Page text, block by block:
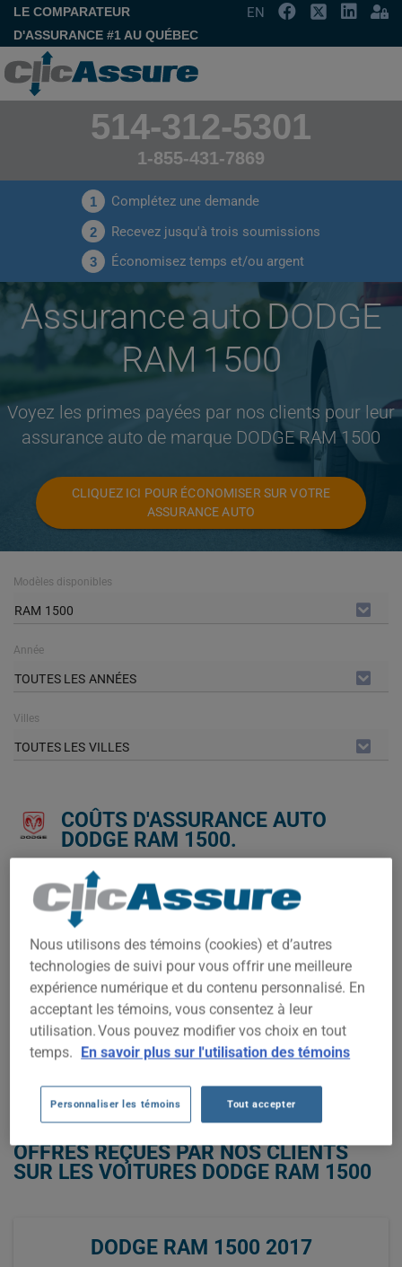
LE COMPARATEUR
D'ASSURANCE #1 AU QUÉBEC
EN
514-312-5301
1-855-431-7869
1 Complétez une demande
2 Recevez jusqu'à trois soumissions
3 Économisez temps et/ou argent
Assurance auto DODGE
RAM 1500
Voyez les primes payées par nos clients pour leur
assurance auto de marque DODGE RAM 1500
CLIQUEZ ICI POUR ÉCONOMISER SUR VOTRE
ASSURANCE AUTO
Modèles disponibles
RAM 1500
Année
TOUTES LES ANNÉES
Villes
TOUTES LES VILLES
COÛTS D'ASSURANCE AUTO
DODGE RAM 1500.
Nous n'avons pas encore suffisamment de données
d'assurance auto pour ce véhicule.
Essayez un autre modèle ou une autre année, ou
commencez une soumission pour un prix personnalisé.
Pour trouver la meilleur assurance pour votre véhicule DODGE
RAM 1500, il est plus important que jamais de comparer les
options disponibles.
OBTENEZ UNE ASSURANCE À BAS PRIX POUR VOTRE DODGE RAM
OFFRES REÇUES PAR NOS CLIENTS
SUR LES VOITURES DODGE RAM 1500
DODGE RAM 1500 2017
Nous utilisons des témoins (cookies) et d’autres
technologies de suivi pour vous offrir une meilleure
expérience numérique et du contenu personnalisé. En
acceptant les témoins, vous consentez à leur
utilisation. Vous pouvez modifier vos choix en tout
temps. En savoir plus sur l'utilisation des témoins
Personnaliser les témoins Tout accepter